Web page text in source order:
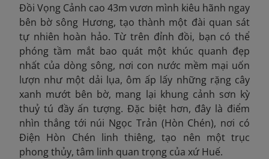
Đồi Vọng Cảnh cao 43m vươn mình kiêu hãnh ngay
bên bờ sông Hương, tạo thành một đài quan sát
tự nhiên hoàn hảo. Từ trên đỉnh đồi, bạn có thể
phóng tầm mắt bao quát một khúc quanh đẹp
nhất của dòng sông, nơi con nước mềm mại uốn
lượn như một dải lụa, ôm ấp lấy những rặng cây
xanh mướt bên bờ, mang lại khung cảnh sơn kỳ
thuỷ tú đầy ấn tượng. Đặc biệt hơn, đây là điểm
nhìn thẳng tới núi Ngọc Trản (Hòn Chén), nơi có
Điện Hòn Chén linh thiêng, tạo nên một trục
phong thủy, tâm linh quan trọng của xứ Huế.